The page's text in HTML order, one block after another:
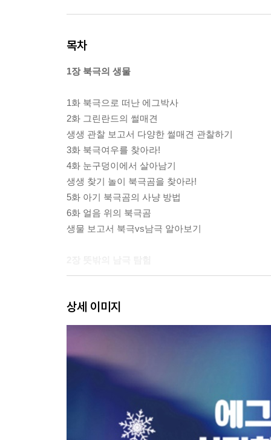
목차
1장 북극의 생물
1화 북극으로 떠난 에그박사
2화 그린란드의 썰매견
생생 관찰 보고서 다양한 썰매견 관찰하기
3화 북극여우를 찾아라!
4화 눈구덩이에서 살아남기
생생 찾기 놀이 북극곰을 찾아라!
5화 아기 북극곰의 사냥 방법
6화 얼음 위의 북극곰
생물 보고서 북극vs남극 알아보기
8화 남극으로 가는 길
이름 찾기 놀이 펭귄의 자기소개서
10화 황제펭귄 유치원
다른 그림 찾기 천진난만한 아기 펭귄
11화 펭귄들의 우정
12화 남극에서 얻은 것들
생물 탐험 여행기 에그박사의 생물 탐험 여행기
에그박사 영상 제작 일기 ①②
상세 이미지